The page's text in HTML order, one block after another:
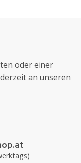
oder einer
an unseren